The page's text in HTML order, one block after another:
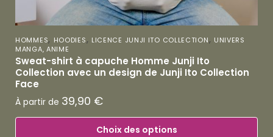
HOMMES, HOODIES, LICENCE JUNJI ITO COLLECTION, UNIVERS
MANGA, ANIME
Sweat-shirt à capuche Homme Junji Ito
Collection avec un design de Junji Ito Collection
Face
À partir de 39,90 €
Choix des options